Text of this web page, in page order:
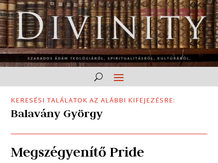
KERESÉSI TALÁLATOK AZ ALÁBBI KIFEJEZÉSRE:
Balavány György
Megszégyenítő Pride